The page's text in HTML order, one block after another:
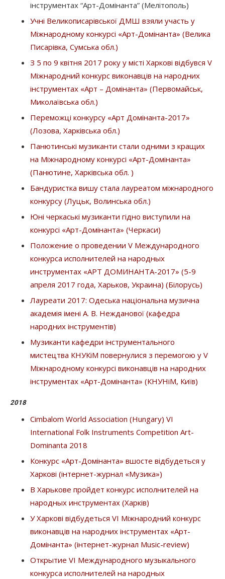
інструментах “Арт-Домінанта” (Мелітополь)
Учні Великописарівської ДМШ взяли участь у
Міжнародному конкурсі «Арт-Домінанта» (Велика
Писарівка, Сумська обл.)
З 5 по 9 квітня 2017 року у місті Харкові відбувся V
Міжнародний конкурс виконавців на народних
інструментах «Арт – Домінанта» (Первомайськ,
Миколаївська обл.)
Переможці конкурсу «Арт Домінанта-2017»
(Лозова, Харківська обл.)
Панютинські музиканти стали одними з кращих
на Міжнародному конкурсі «Арт-Домінанта»
(Панютине, Харківська обл. )
Бандуристка вишу стала лауреатом міжнародного
конкурсу (Луцьк, Волинська обл.)
Юні черкаські музиканти гідно виступили на
конкурсі «Арт-Домінанта» (Черкаси)
Положение о проведении V Международного
конкурса исполнителей на народных
инструментах «АРТ ДОМИНАНТА-2017» (5-9
апреля 2017 года, Харьков, Украина) (Білорусь)
Лауреати 2017: Одеська національна музична
академія імені А. В. Нежданової (кафедра
народних інструментів)
Музиканти кафедри інструментального
мистецтва КНУКіМ повернулися з перемогою у V
Міжнародному конкурсі виконавців на народних
інструментах «Арт-Домінанта» (КНУНіМ, Київ)
2018
Cimbalom World Association (Hungary) VI
International Folk Instruments Competition Art-
Dominanta 2018
Конкурс «Арт-Домінанта» вшосте відбудеться у
Харкові (інтернет-журнал «Музика»)
В Харькове пройдет конкурс исполнителей на
народных инструментах (Харків)
У Харкові відбудеться VІ Міжнародний конкурс
виконавців на народних інструментах «Арт-
Домінанта» (інтернет-журнал Music-review)
Открытие VІ Международного музыкального
конкурса исполнителей на народных